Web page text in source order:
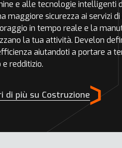
e alle tecnologie intelligenti
maggiore sicurezza ai servizi
in tempo reale e la
la tua attività. Develon
aiutandoti a portare a
e redditizio.
di più su Costruzione